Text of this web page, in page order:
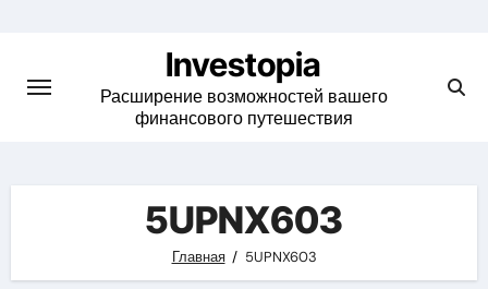
content
Investopia
Расширение возможностей вашего
финансового путешествия
5UPNX603
Главная 5UPNX603